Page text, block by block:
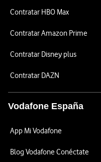
Contratar HBO Max
Contratar Amazon Prime
Contratar Disney plus
Contratar DAZN
Vodafone España
App Mi Vodafone
Blog Vodafone Conéctate